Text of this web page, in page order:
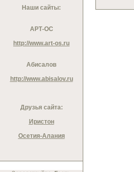
Наши сайты:
АРТ-ОС
http://www.art-os.ru
Абисалов
http://www.abisalov.ru
Друзья сайта:
Иристон
Осетия-Алания